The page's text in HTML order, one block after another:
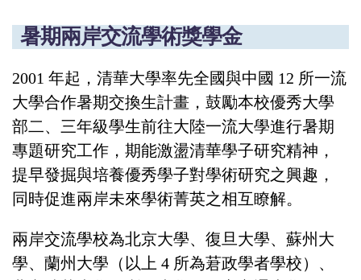
暑期兩岸交流學術獎學金
2001 年起，清華大學率先全國與中國 12 所一流
大學合作暑期交換生計畫，鼓勵本校優秀大學
部二、三年級學生前往大陸一流大學進行暑期
專題研究工作，期能激盪清華學子研究精神，
提早發掘與培養優秀學子對學術研究之興趣，
同時促進兩岸未來學術菁英之相互瞭解。
兩岸交流學校為北京大學、復旦大學、蘇州大
學、蘭州大學（以上 4 所為莙政學者學校）、